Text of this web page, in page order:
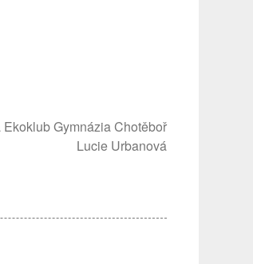
Ekoklub Gymnázia Chotěboř
Lucie Urbanová